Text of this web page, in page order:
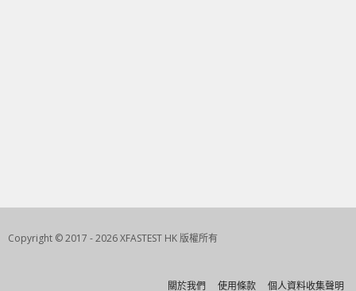
Copyright © 2017 - 2026 XFASTEST HK 版權所有
關於我們 使用條款 個人資料收集聲明